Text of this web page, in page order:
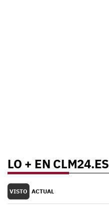
LO + EN CLM24.ES
VISTO ACTUAL